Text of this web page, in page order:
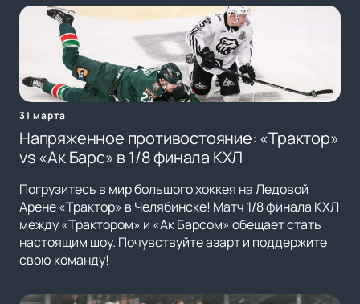
31 марта
Напряженное противостояние: «Трактор»
vs «Ак Барс» в 1/8 финала КХЛ
Погрузитесь в мир большого хоккея на Ледовой
Арене «Трактор» в Челябинске! Матч 1/8 финала КХЛ
между «Трактором» и «Ак Барсом» обещает стать
настоящим шоу. Почувствуйте азарт и поддержите
свою команду!